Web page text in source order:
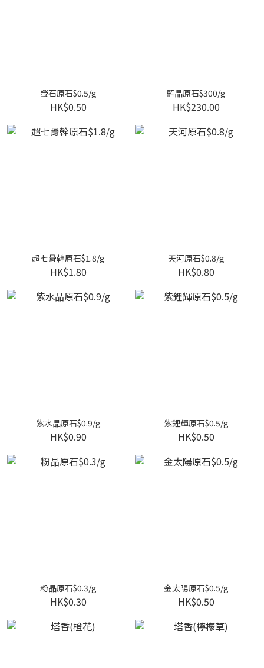
螢石原石$0.5/g
HK$0.50
藍晶原石$300/g
HK$230.00
超七骨幹原石$1.8/g
HK$1.80
天河原石$0.8/g
HK$0.80
紫水晶原石$0.9/g
HK$0.90
紫鋰輝原石$0.5/g
HK$0.50
粉晶原石$0.3/g
HK$0.30
金太陽原石$0.5/g
HK$0.50